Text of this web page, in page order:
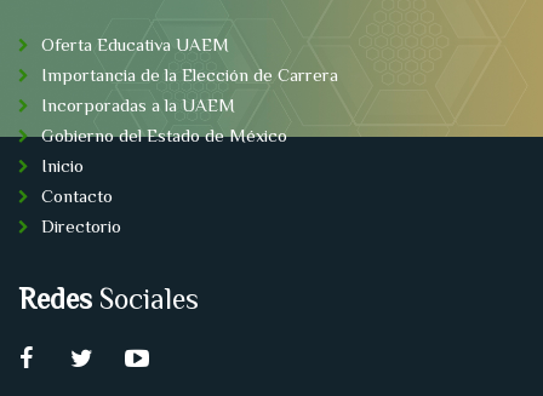
Oferta Educativa UAEM
Importancia de la Elección de Carrera
Incorporadas a la UAEM
Gobierno del Estado de México
Inicio
Contacto
Directorio
Redes Sociales